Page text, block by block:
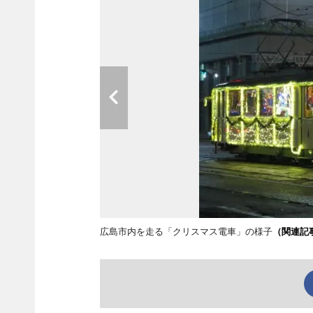
広島市内を走る「クリスマス電車」の様子（関連記